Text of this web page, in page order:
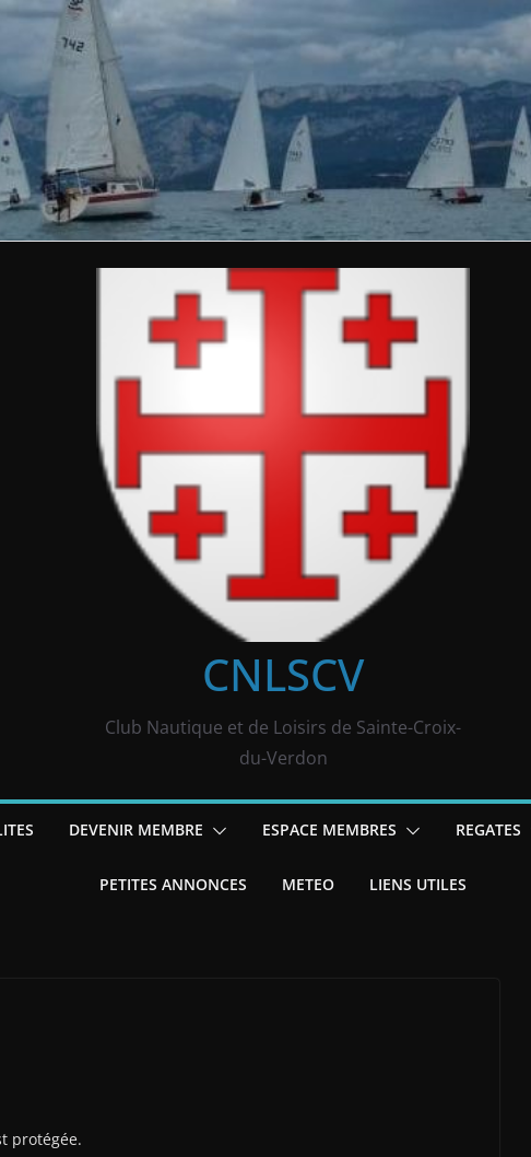
CNLSCV
Club Nautique et de Loisirs de Sainte-Croix-
du-Verdon
DEVENIR MEMBRE ESPACE MEMBRES REGATES
PETITES ANNONCES METEO LIENS UTILES
protégée.